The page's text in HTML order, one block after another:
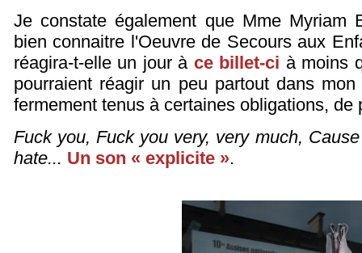
Je constate également que Mme Myriam
bien connaitre l'Oeuvre de Secours aux
réagira-t-elle un jour à ce billet-ci à moins
pourraient réagir un peu partout dans
fermement tenus à certaines obligations, de
Fuck you, Fuck you very, very much,
hate... Un son « explicite ».